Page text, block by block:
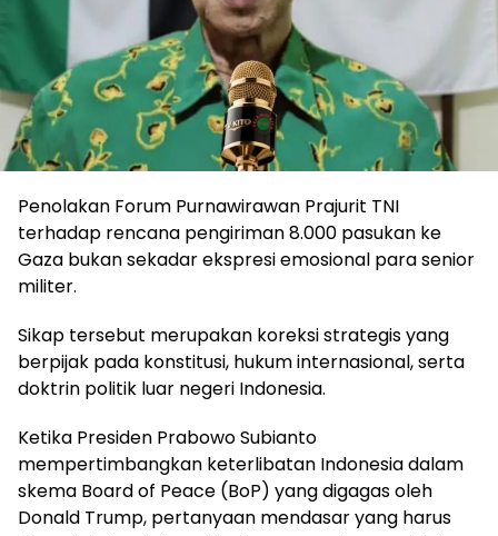
Penolakan Forum Purnawirawan Prajurit TNI
terhadap rencana pengiriman 8.000 pasukan ke
Gaza bukan sekadar ekspresi emosional para senior
militer.
Sikap tersebut merupakan koreksi strategis yang
berpijak pada konstitusi, hukum internasional, serta
doktrin politik luar negeri Indonesia.
Ketika Presiden Prabowo Subianto
mempertimbangkan keterlibatan Indonesia dalam
skema Board of Peace (BoP) yang digagas oleh
Donald Trump, pertanyaan mendasar yang harus